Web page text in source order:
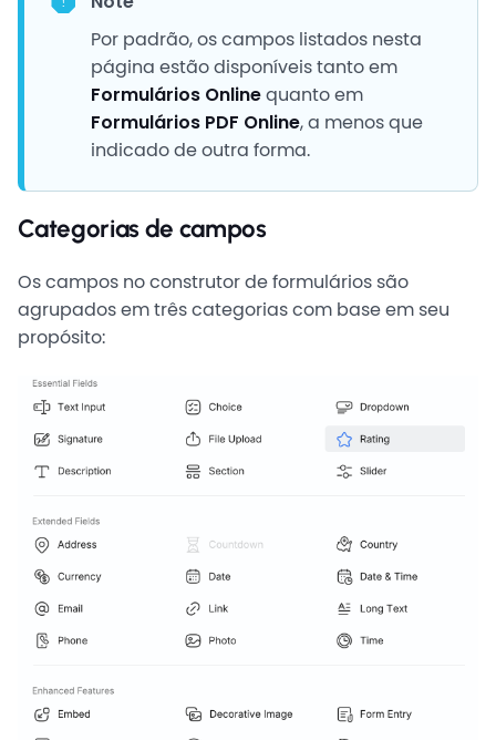
Por padrão, os campos listados nesta
página estão disponíveis tanto em
Formulários Onlinequanto em
Formulários PDF Online, a menos que
indicado de outra forma.
Categorias de campos
Os campos no construtor de formulários são
agrupados em três categorias com base em seu
propósito: